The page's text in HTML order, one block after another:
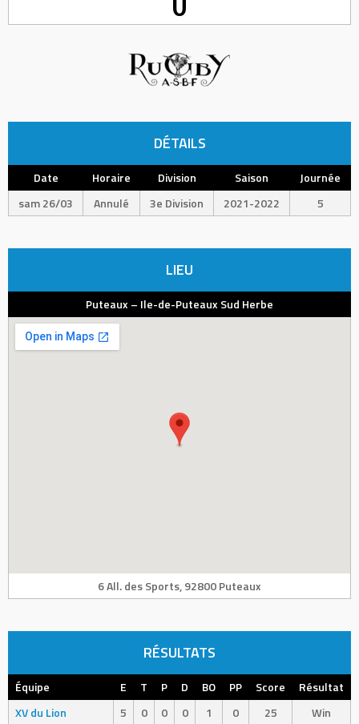
DÉTAILS
Date Horaire Division Saison
Journée
sam 26/03
Annulé 3e Division 2021-2022 5
LIEU
Puteaux – Ile-de-Puteaux Sud Herbe
6 All. des Sports, 92800 Puteaux
RÉSULTATS
Équipe E T P D BO PP Score
Résultat
XV du Lion
5 0 0 0 1 0 25
Win